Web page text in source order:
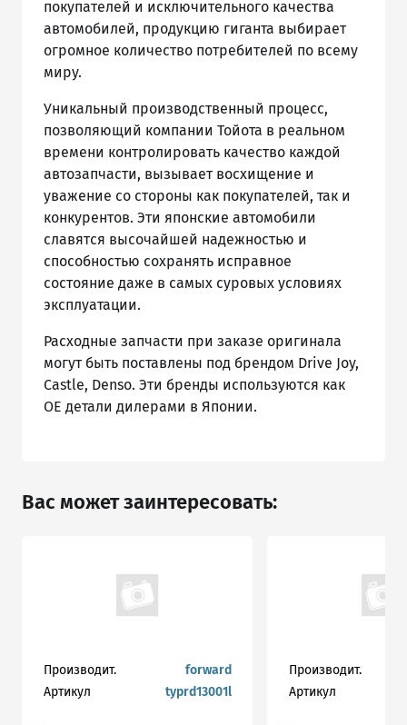
покупателей и исключительного качества
автомобилей, продукцию гиганта выбирает
огромное количество потребителей по всему
миру.
Уникальный производственный процесс,
позволяющий компании Тойота в реальном
времени контролировать качество каждой
автозапчасти, вызывает восхищение и
уважение со стороны как покупателей, так и
конкурентов. Эти японские автомобили
славятся высочайшей надежностью и
способностью сохранять исправное
состояние даже в самых суровых условиях
эксплуатации.
Расходные запчасти при заказе оригинала
могут быть поставлены под брендом Drive Joy,
Castle, Denso. Эти бренды используются как
ОЕ детали дилерами в Японии.
Вас может заинтересовать:
Производит.
forward
Артикул
typrd13001l
Производит.
Артикул